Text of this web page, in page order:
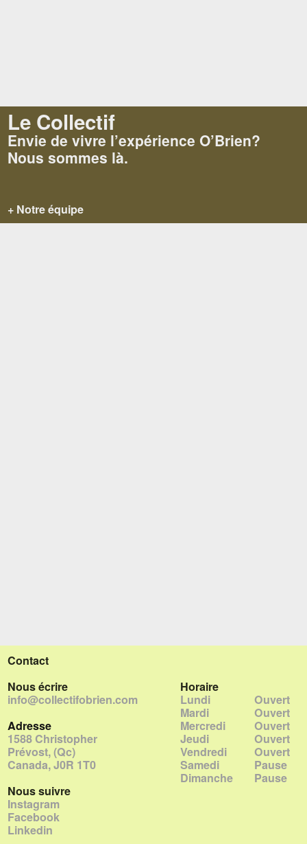
Le Collectif
Envie de vivre l’expérience O’Brien?
Nous sommes là.
+ Notre équipe
Contact
Nous écrire
info@collectifobrien.com
Adresse
1588 Christopher
Prévost, (Qc)
Canada, J0R 1T0
Nous suivre
Instagram
Facebook
Linkedin
Horaire
Lundi
Mardi
Mercredi
Jeudi
Vendredi
Samedi
Dimanche
Ouvert
Ouvert
Ouvert
Ouvert
Ouvert
Pause
Pause